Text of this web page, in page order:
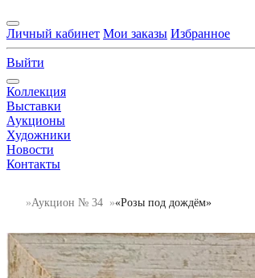
Личный кабинет Мои заказы Избранное
Выйти
Коллекция
Выставки
Аукционы
Художники
Новости
Контакты
Аукцион № 34 «Розы под дождём»